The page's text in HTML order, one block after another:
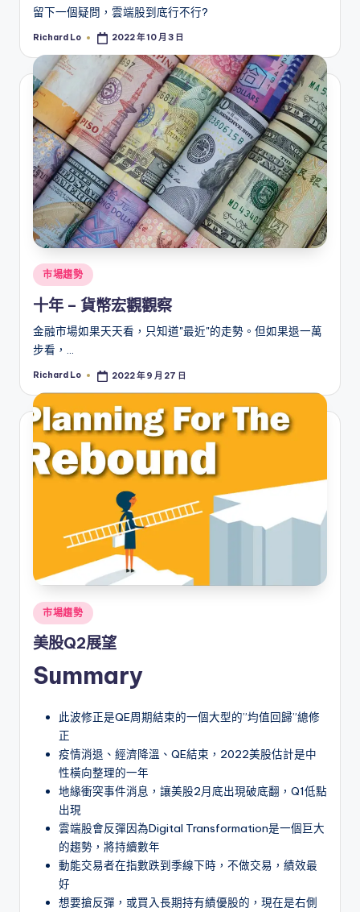
留下一個疑問，雲端股到底行不行?
Posted
Richard Lo 2022 年 10 月 3 日
Posted
市場趨勢
十年 – 貨幣宏觀觀察
金融市場如果天天看，只知道"最近"的走勢。但如果退一萬
步看，…
Posted
Richard Lo 2022 年 9 月 27 日
Posted
in
市場趨勢
美股Q2展望
Summary
此波修正是QE周期結束的一個大型的”均值回歸”總修
正
疫情消退、經濟降溫、QE結束，2022美股估計是中
性橫向整理的一年
地緣衝突事件消息，讓美股2月底出現破底翻，Q1低點
出現
雲端股會反彈因為Digital Transformation是一個巨大
的趨勢，將持續數年
動能交易者在指數跌到季線下時，不做交易，績效最
好
想要搶反彈，或買入長期持有績優股的，現在是右側